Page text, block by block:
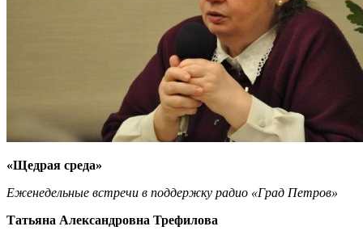
«Щедрая среда»
Еженедельные встречи в поддержку радио «Град Петров»
Татьяна Александровна Трефилова